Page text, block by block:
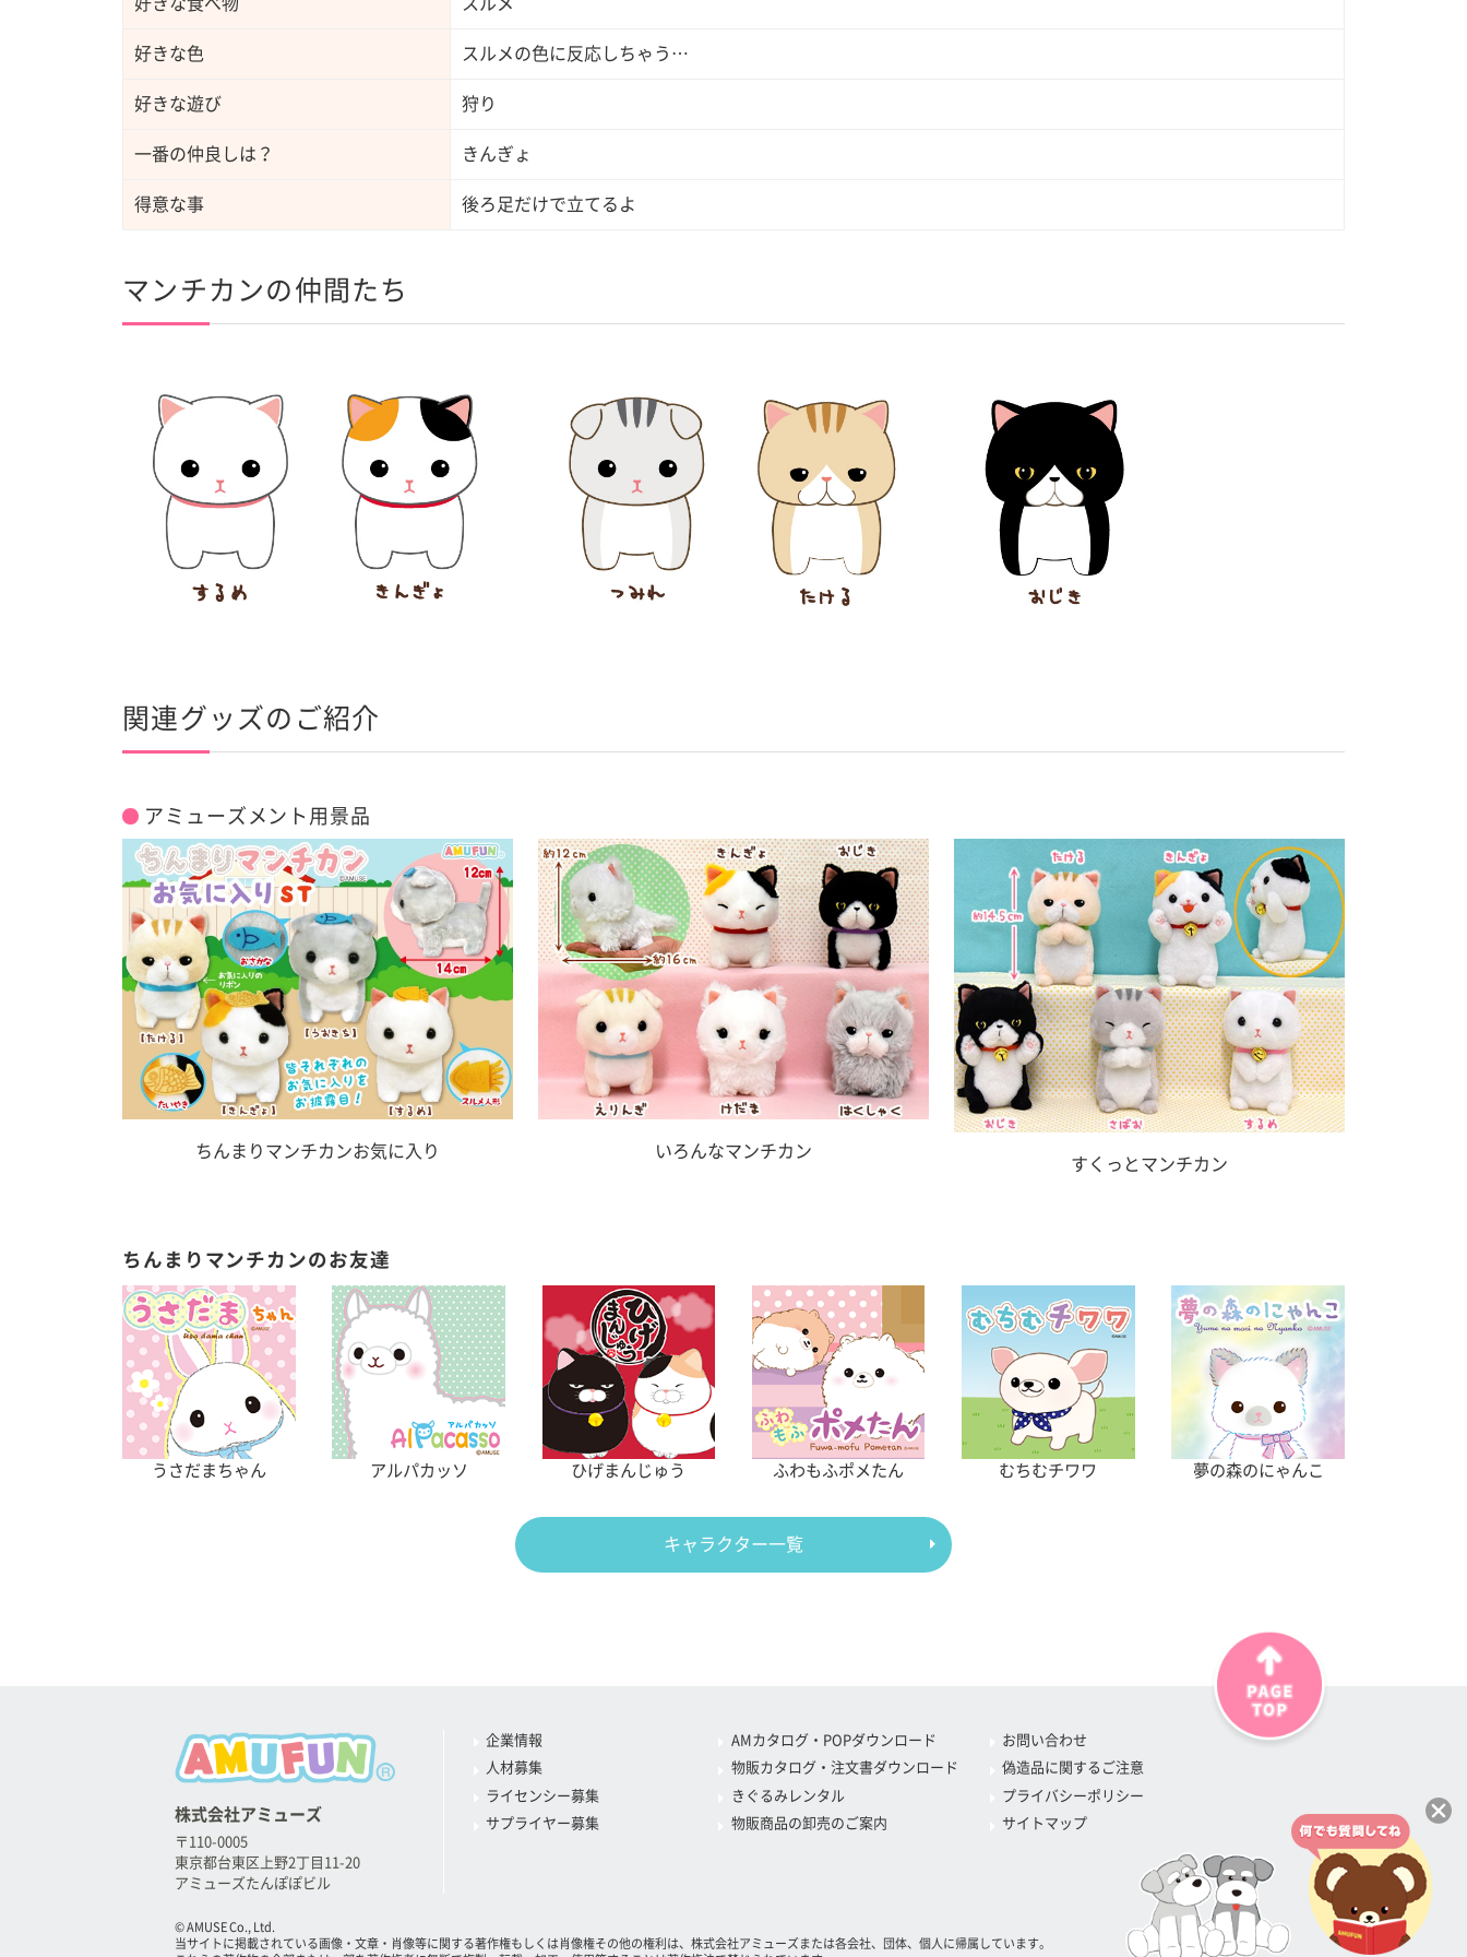
好きな色 スルメの色に反応しちゃう…
好きな遊び 狩り
一番の仲良しは？ きんぎょ
得意な事 後ろ足だけで立てるよ
マンチカンの仲間たち
関連グッズのご紹介
アミューズメント用景品
ちんまりマンチカンお気に入り いろんなマンチカン
すくっとマンチカン
ちんまりマンチカンのお友達
うさだまちゃん アルパカッソ ひげまんじゅう ふわもふポメたん むちむチワワ 夢の森のにゃんこ
キャラクター一覧
企業情報
人材募集
ライセンシー募集
サプライヤー募集
AMカタログ・POPダウンロード
物販カタログ・注文書ダウンロード
きぐるみレンタル
物販商品の卸売のご案内
お問い合わせ
偽造品に関するご注意
プライバシーポリシー
サイトマップ
株式会社アミューズ
〒110-0005
東京都台東区上野2丁目11-20
アミューズたんぽぽビル
© AMUSE Co., Ltd.
当サイトに掲載されている画像・文章・肖像等に関する著作権もしくは肖像権その他の権利は、株式会社アミューズまたは各会社、団体、個人に帰属しています。